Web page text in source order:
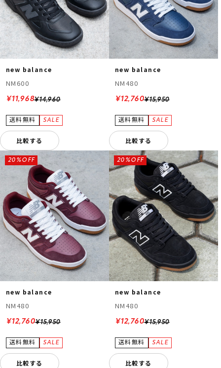
new balance
NM600
¥14,960
¥11,968
比較する
new balance
NM480
¥15,950
¥12,760
比較する
new balance
NM480
¥15,950
20%OFF
¥12,760
比較する
new balance
NM480
¥15,950
20%OFF
¥12,760
比較する